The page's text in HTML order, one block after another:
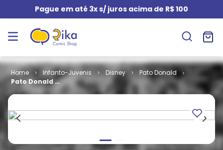
Pague em até 3x s/ juros acima de R$ 100
Infanto-Juvenis Disney
Pato Donald
Pato Donald #
2262